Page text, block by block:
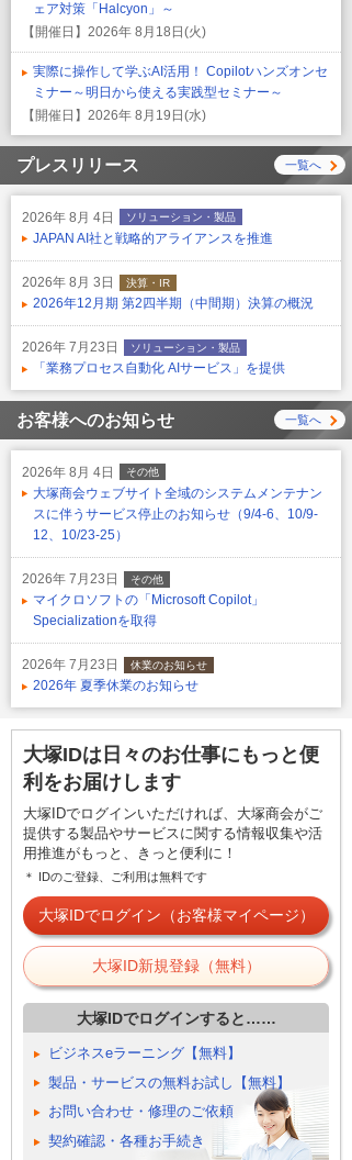
ェア対策「Halcyon」～
【開催日】 2026年 8月18日(火)
実際に操作して学ぶAI活用！ Copilotハンズオンセ
ミナー～明日から使える実践型セミナー～
【開催日】 2026年 8月19日(水)
プレスリリース 一覧へ
2026年 8月 4日 ソリューション・製品
JAPAN AI社と戦略的アライアンスを推進
2026年 8月 3日 決算・IR
2026年12月期 第2四半期（中間期）決算の概況
2026年 7月23日 ソリューション・製品
「業務プロセス自動化 AIサービス」を提供
お客様へのお知らせ 一覧へ
2026年 8月 4日 その他
大塚商会ウェブサイト全域のシステムメンテナン
スに伴うサービス停止のお知らせ（9/4-6、10/9-
12、10/23-25）
2026年 7月23日 その他
マイクロソフトの「Microsoft Copilot」
Specializationを取得
2026年 7月23日 休業のお知らせ
2026年 夏季休業のお知らせ
大塚IDは日々のお仕事にもっと便
利をお届けします
大塚IDでログインいただければ、大塚商会がご
提供する製品やサービスに関する情報収集や活
用推進がもっと、きっと便利に！
＊ IDのご登録、ご利用は無料です
大塚IDでログイン（お客様マイページ）
大塚ID新規登録（無料）
大塚IDでログインすると……
ビジネスeラーニング【無料】
製品・サービスの無料お試し【無料】
お問い合わせ・修理のご依頼
契約確認・各種お手続き